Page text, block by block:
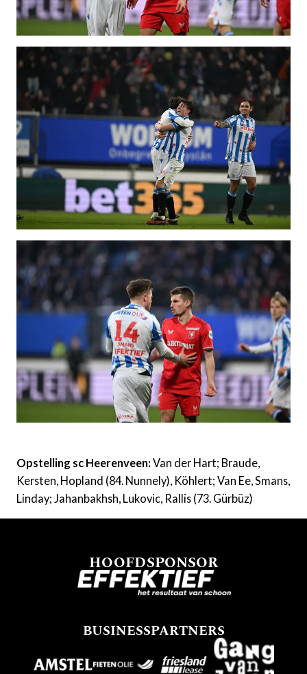
Opstelling sc Heerenveen: Van der Hart; Braude,
Kersten, Hopland (84. Nunnely), Köhlert; Van Ee, Smans,
Linday; Jahanbakhsh, Lukovic, Rallis (73. Gürbüz)
HOOFDSPONSOR
BUSINESSPARTNERS